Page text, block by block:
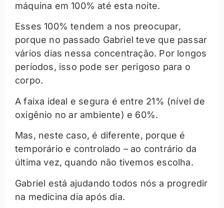
máquina em 100% até esta noite.
Esses 100% tendem a nos preocupar,
porque no passado Gabriel teve que passar
vários dias nessa concentração. Por longos
períodos, isso pode ser perigoso para o
corpo.
A faixa ideal e segura é entre 21% (nível de
oxigênio no ar ambiente) e 60%.
Mas, neste caso, é diferente, porque é
temporário e controlado – ao contrário da
última vez, quando não tivemos escolha.
Gabriel está ajudando todos nós a progredir
na medicina dia após dia.